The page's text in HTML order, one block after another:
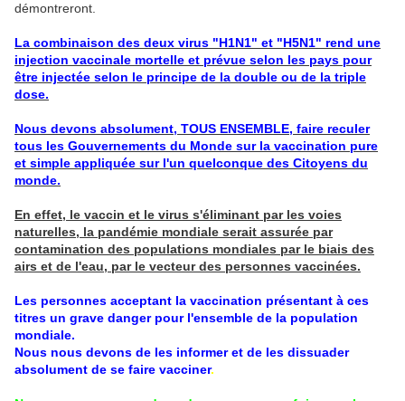
démontreront.
La combinaison des deux virus "H1N1" et "H5N1" rend une
injection vaccinale mortelle et prévue selon les pays pour
être injectée selon le principe de la double ou de la triple
dose.
Nous devons absolument, TOUS ENSEMBLE, faire reculer
tous les Gouvernements du Monde sur la vaccination pure
et simple appliquée sur l'un quelconque des Citoyens du
monde.
En effet, le vaccin et le virus s'éliminant par les voies
naturelles, la pandémie mondiale serait assurée par
contamination des populations mondiales par le biais des
airs et de l'eau, par le vecteur des personnes vaccinées.
Les personnes acceptant la vaccination présentant à ces
titres un grave danger pour l'ensemble de la population
mondiale.
Nous nous devons de les informer et de les dissuader
absolument de se faire vacciner.